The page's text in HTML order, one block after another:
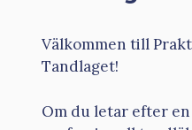
Välkommen till
Tandlaget!
Om du letar efter